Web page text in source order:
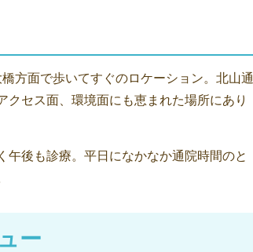
方面で歩いてすぐのロケーション。北山通
セス面、環境面にも恵まれた場所にあり
後も診療。平日になかなか通院時間のと
ー